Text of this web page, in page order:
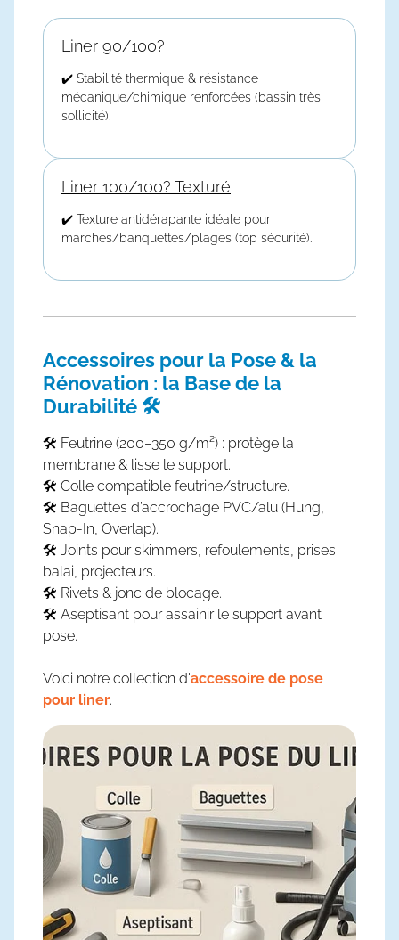
Liner 90/100?
✔️ Stabilité thermique & résistance
mécanique/chimique renforcées (bassin très
sollicité).
Liner 100/100? Texturé
✔️ Texture antidérapante idéale pour
marches/banquettes/plages (top sécurité).
Accessoires pour la Pose & la
Rénovation : la Base de la
Durabilité 🛠️
🛠️ Feutrine (200–350 g/m²) : protège la
membrane & lisse le support.
🛠️ Colle compatible feutrine/structure.
🛠️ Baguettes d’accrochage PVC/alu (Hung,
Snap-In, Overlap).
🛠️ Joints pour skimmers, refoulements, prises
balai, projecteurs.
🛠️ Rivets & jonc de blocage.
🛠️ Aseptisant pour assainir le support avant
pose.
Voici notre collection d'accessoire de pose
pour liner.